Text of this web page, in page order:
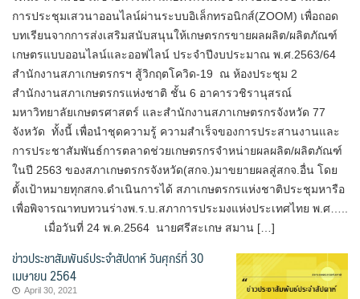
Search
for:
การประชุมเสวนาออนไลน์ผ่านระบบอิเล็กทรอนิกส์(ZOOM) เพื่อถอด
บทเรียนจากการส่งเสริมสนับสนุนให้เกษตรกรขายผลผลิต/ผลิตภัณฑ์
เกษตรแบบออนไลน์และออฟไลน์ ประจำปีงบประมาณ พ.ศ.2563/64
สำนักงานสภาเกษตรกรฯ สู้วิกฤตโควิด-19 ณ ห้องประชุม 2
สำนักงานสภาเกษตรกรแห่งชาติ ชั้น 6 อาคารวชิรานุสรณ์
มหาวิทยาลัยเกษตรศาสตร์ และสำนักงานสภาเกษตรกรจังหวัด 77
จังหวัด ทั้งนี้ เพื่อนำชุดความรู้ ความสำเร็จของการประสานงานและ
การประชาสัมพันธ์การตลาดช่วยเกษตรกรจำหน่ายผลผลิต/ผลิตภัณฑ์
ในปี 2563 ของสภาเกษตรกรจังหวัด(สกจ.)มาขยายผลสู่สกจ.อื่น โดย
ตั้งเป้าหมายทุกสกจ.ดำเนินการได้ สภาเกษตรกรแห่งชาติประชุมหารือ
เพื่อพิจารณาทบทวนร่างพ.ร.บ.สภาการประมงแห่งประเทศไทย พ.ศ…..
เมื่อวันที่ 24 พ.ค.2564 นายศรีสะเกษ สมาน […]
ข่าวประชาสัมพันธ์ประจำสัปดาห์ วันศุกร์ที่ 30
เมษายน 2564
April 30, 2021